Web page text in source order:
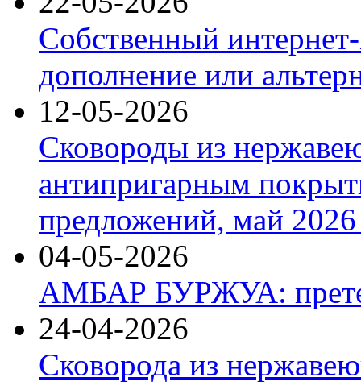
Собственный
дополнение или
12-05-2026
Сковороды из
антипригарным
предложений, май 2026
04-05-2026
АМБАР БУРЖУА:
24-04-2026
Сковорода из